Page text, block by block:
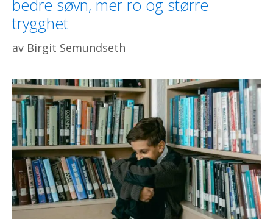
bedre søvn, mer ro og større
trygghet
av Birgit Semundseth